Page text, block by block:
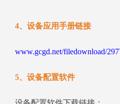
4、设备应用手册链接
www.gcgd.net/filedownload/
5、设备配置软件